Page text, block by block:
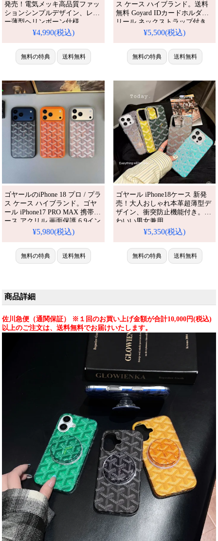
発売！電気メッキ高品質ファッ
ションシンプルデザイン、レザ
ー薄型ヘリンボーン仕様。
iPhone16pro/15/15pro/14plus/13/12promax
全機種対応。芸能人も愛用する
人気ブランド風、耐衝撃＆防水
の多機能仕様。かわいい大人フ
ァッションスタイルが流行り、
iPhone17pro/16promaxケースと
しても使える優れもの！
¥4,990(税込)
無料の特典 送料無料
ス ケース ハイブランド。送料
無料 Goyard IDカードホルダー
リール ネックストラップ付き
純色 PUレザー ゴヤールカード
員証入れ 身分証明書入れ 学生
証入れ 定期入れ ブランド IDケ
ース。芸能人も愛用する人気ア
衝撃・防水・多機能でおしゃ
れ。しかも格安。おすすめ。
¥5,500(税込)
無料の特典 送料無料
ゴヤールのiPhone 18 プロ / プラ
ス ケース ハイブランド。ゴヤ
ール iPhone17 PRO MAX 携帯ケ
ース アクリル 画面保護 6.9イン
チ対応 goyard アイフォーン17
防止 マット仕上げ 新品
iphone17pro/17ケース ブランド
大人 おしゃれ。芸能人も愛用す
れでシンプル、しかも
¥5,980(税込)
無料の特典 送料無料
ゴヤール iPhone18ケース 新発
売！大人おしゃれ本革超薄型デ
ザイン、衝突防止機能付き。か
わいい男女兼用、
iPhone16/16promax/15/15pro/14/
全機種対応。芸能人も愛用する
多機能仕様。かわいいゴヤール
スタイルが流行り、格安で手に
¥5,350(税込)
無料の特典 送料無料
商品詳細
佐川急便（通関保証） ※１回のお買い上げ金額が合計10,000円(税込)
以上のご注文は、送料無料でお届けいたします。